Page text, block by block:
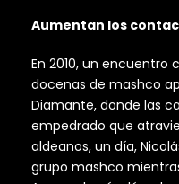
Aumentan los
En 2010, un encuentro
docenas de mashco
Diamante, donde las
empedrado que
aldeanos, un día,
grupo mashco